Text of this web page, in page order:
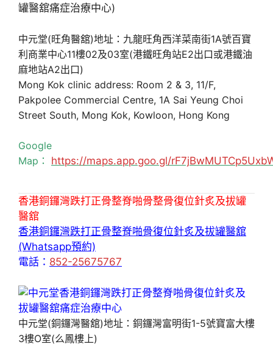
中元堂(旺角醫舘)地址：九龍旺角西洋菜南街1A號百寶
利商業中心11樓02及03室(港鐵旺角站E2出口或港鐵油
麻地站A2出口)
Mong Kok clinic address: Room 2 & 3, 11/F,
Pakpolee Commercial Centre, 1A Sai Yeung Choi
Street South, Mong Kok, Kowloon, Hong Kong
Google
Map： https://maps.app.goo.gl/
香港銅鑼灣跌打正骨整脊啪骨整骨復位針炙及拔罐
醫舘
香港銅鑼灣跌打正骨整脊啪骨復位針炙及拔罐醫舘
(Whatsapp預約)
電話： 852-25675767
中元堂(銅鑼灣醫舘)地址：銅鑼灣富明街1-5號寶富大樓
3樓O室(么鳳樓上)